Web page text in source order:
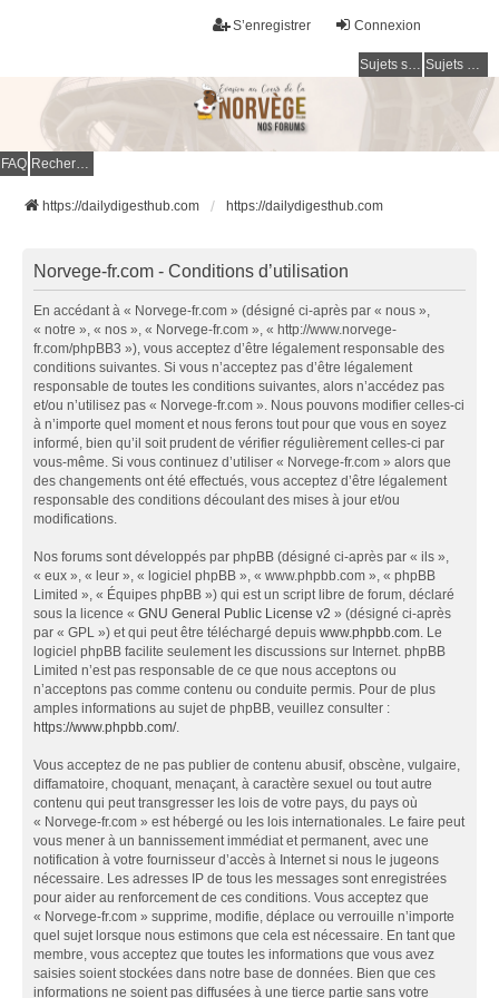
Connexion
S’enregistrer
Sujets sans réponse Sujets actifs
FAQ Rechercher
https://dailydigesthub.com https://dailydigesthub.com
Norvege-fr.com - Conditions d’utilisation
En accédant à « Norvege-fr.com » (désigné ci-après par « nous »,
« notre », « nos », « Norvege-fr.com », « http://www.norvege-
fr.com/phpBB3 »), vous acceptez d’être légalement responsable des
conditions suivantes. Si vous n’acceptez pas d’être légalement
responsable de toutes les conditions suivantes, alors n’accédez pas
et/ou n’utilisez pas « Norvege-fr.com ». Nous pouvons modifier celles-ci
à n’importe quel moment et nous ferons tout pour que vous en soyez
informé, bien qu’il soit prudent de vérifier régulièrement celles-ci par
vous-même. Si vous continuez d’utiliser « Norvege-fr.com » alors que
des changements ont été effectués, vous acceptez d’être légalement
responsable des conditions découlant des mises à jour et/ou
modifications.
Nos forums sont développés par phpBB (désigné ci-après par « ils »,
« eux », « leur », « logiciel phpBB », « www.phpbb.com », « phpBB
Limited », « Équipes phpBB ») qui est un script libre de forum, déclaré
sous la licence « GNU General Public License v2 » (désigné ci-après
par « GPL ») et qui peut être téléchargé depuis www.phpbb.com. Le
logiciel phpBB facilite seulement les discussions sur Internet. phpBB
Limited n’est pas responsable de ce que nous acceptons ou
n’acceptons pas comme contenu ou conduite permis. Pour de plus
amples informations au sujet de phpBB, veuillez consulter :
https://www.phpbb.com/.
Vous acceptez de ne pas publier de contenu abusif, obscène, vulgaire,
diffamatoire, choquant, menaçant, à caractère sexuel ou tout autre
contenu qui peut transgresser les lois de votre pays, du pays où
« Norvege-fr.com » est hébergé ou les lois internationales. Le faire peut
vous mener à un bannissement immédiat et permanent, avec une
notification à votre fournisseur d’accès à Internet si nous le jugeons
nécessaire. Les adresses IP de tous les messages sont enregistrées
pour aider au renforcement de ces conditions. Vous acceptez que
« Norvege-fr.com » supprime, modifie, déplace ou verrouille n’importe
quel sujet lorsque nous estimons que cela est nécessaire. En tant que
membre, vous acceptez que toutes les informations que vous avez
saisies soient stockées dans notre base de données. Bien que ces
informations ne soient pas diffusées à une tierce partie sans votre